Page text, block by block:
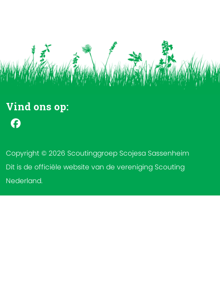
Vind ons op:
Copyright © 2026 Scoutinggroep Scojesa Sassenheim
Dit is de officiële website van de vereniging Scouting
Nederland.